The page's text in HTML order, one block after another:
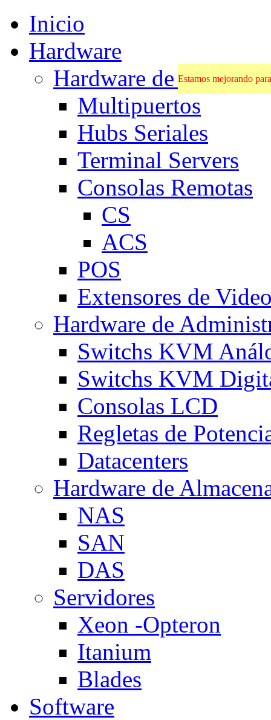
Inicio
Hardware
Hardware de
Multipuertos
Hubs Seriales
Terminal Servers
Consolas Remotas
CS
ACS
POS
Extensores de
Hardware de
Switchs KVM
Switchs KVM
Consolas LCD
Regletas de
Datacenters
Hardware de
NAS
SAN
DAS
Servidores
Xeon -Opteron
Itanium
Blades
Software
Estamos mejorando